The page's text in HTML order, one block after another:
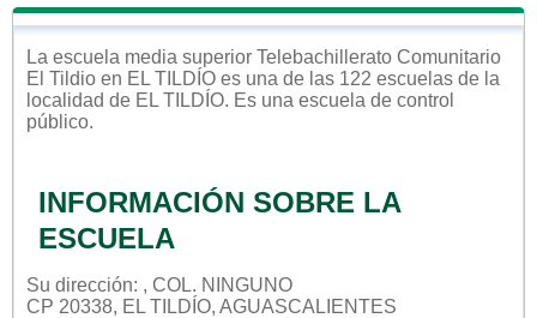
La escuela media superior Telebachillerato Comunitario
El Tildio en EL TILDÍO es una de las 122 escuelas de la
localidad de EL TILDÍO. Es una escuela de control
público.
INFORMACIÓN SOBRE LA
ESCUELA
Su dirección: , COL. NINGUNO
CP 20338, EL TILDÍO, AGUASCALIENTES